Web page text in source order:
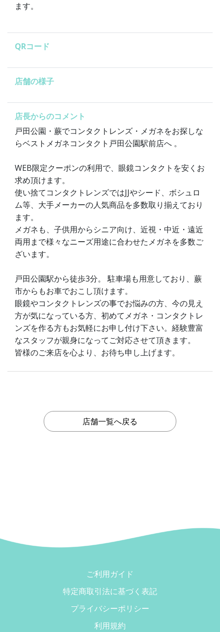
ます。
QRコード
店舗の様子
店長からのコメント
戸田公園・蕨でコンタクトレンズ・メガネをお探しな
らベストメガネコンタクト戸田公園駅前店へ 。
WEB限定クーポンの利用で、眼鏡コンタクトを安くお
求め頂けます。
使い捨てコンタクトレンズではJJやシード、ボシュロ
ム等、大手メーカーの人気商品を多数取り揃えており
ます。
メガネも、子供用からシニア向け、近視・中近・遠近
両用まで様々なニーズ用途に合わせたメガネを多数ご
ざいます。
戸田公園駅から徒歩3分。 駐車場も用意しており、蕨
市からもお車でおこし頂けます。
眼鏡やコンタクトレンズの事でお悩みの方、今の見え
方が気になっている方、初めてメガネ・コンタクトレ
ンズを作る方もお気軽にお申し付け下さい。経験豊富
なスタッフが親身になってご対応させて頂きます。
皆様のご来店を心より、お待ち申し上げます。
店舗一覧へ戻る
ご利用ガイド
特定商取引法に基づく表記
プライバシーポリシー
利用規約